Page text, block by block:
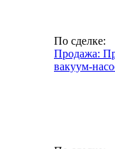
По сделке:
Продажа:
вакуум-